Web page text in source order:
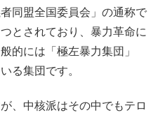
同盟全国委員会」の通称で
とされており、暴力革命に
的には「極左暴力集団」
る集団です。
、中核派はその中でもテロ